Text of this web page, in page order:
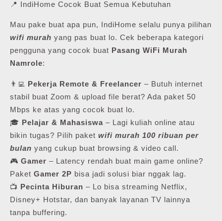
📍 IndiHome Cocok Buat Semua Kebutuhan
Mau pake buat apa pun, IndiHome selalu punya pilihan
wifi murah yang pas buat lo. Cek beberapa kategori
pengguna yang cocok buat Pasang WiFi Murah
Namrole:
👨‍💻 Pekerja Remote & Freelancer – Butuh internet
stabil buat Zoom & upload file berat? Ada paket 50
Mbps ke atas yang cocok buat lo.
🎓 Pelajar & Mahasiswa – Lagi kuliah online atau
bikin tugas? Pilih paket wifi murah 100 ribuan per
bulan yang cukup buat browsing & video call.
🎮 Gamer – Latency rendah buat main game online?
Paket Gamer 2P bisa jadi solusi biar nggak lag.
📺 Pecinta Hiburan – Lo bisa streaming Netflix,
Disney+ Hotstar, dan banyak layanan TV lainnya
tanpa buffering.